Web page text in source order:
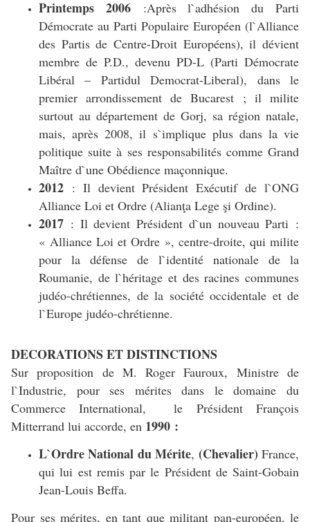
Printemps 2006:Après l`adhésion du Parti
Démocrate au Parti Populaire Européen (l`Alliance
des Partis de Centre-Droit Européens), il dévient
membre de P.D., devenu PD-L (Parti Démocrate
Libéral – Partidul Democrat-Liberal), dans le
premier arrondissement de Bucarest ; il milite
surtout au département de Gorj, sa région natale,
mais, après 2008, il s`implique plus dans la vie
politique suite à ses responsabilités comme Grand
Maître d`une Obédience maçonnique.
2012 : Il devient Président Exécutif de l`ONG
Alliance Loi et Ordre (Alianţa Lege şi Ordine).
2017 : Il devient Président d`un nouveau Parti :
« Alliance Loi et Ordre », centre-droite, qui milite
pour la défense de l`identité nationale de la
Roumanie, de l`héritage et des racines communes
judéo-chrétiennes, de la société occidentale et de
l`Europe judéo-chrétienne.
DECORATIONS ET DISTINCTIONS
Sur proposition de M. Roger Fauroux, Ministre de
l`Industrie, pour ses mérites dans le domaine du
Commerce International, le Président François
Mitterrand lui accorde, en 1990 :
L`Ordre National du Mérite, (Chevalier) France,
qui lui est remis par le Président de Saint-Gobain
Jean-Louis Beffa.
Pour ses mérites, en tant que militant pan-européen, le